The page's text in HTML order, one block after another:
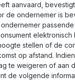
aanvaard,
de ondernemer is
stellen of de
op afstand.
te weigeren of
de volgende